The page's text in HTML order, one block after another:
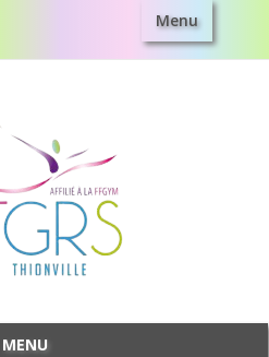
Menu
MENU